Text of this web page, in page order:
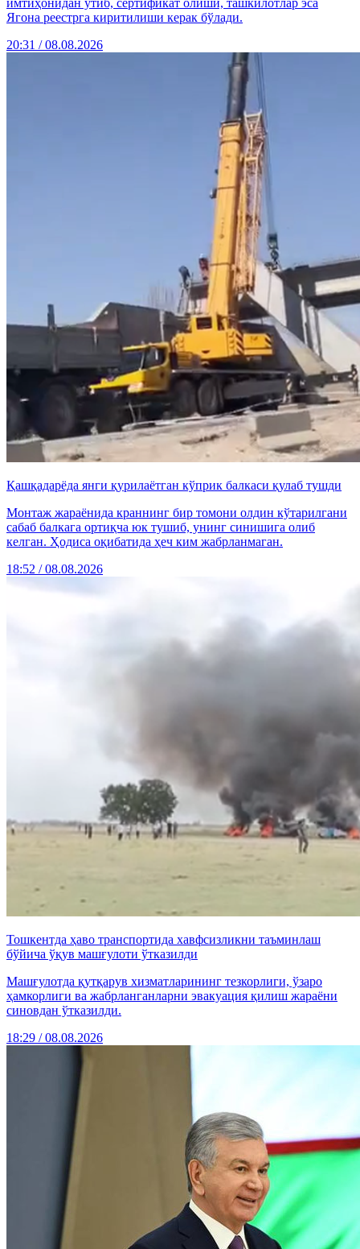
имтиҳонидан ўтиб, сертификат олиши, ташкилотлар эса
Ягона реестрга киритилиши керак бўлади.
20:31 / 08.08.2026
Қашқадарёда янги қурилаётган кўприк балкаси қулаб тушди
Монтаж жараёнида краннинг бир томони олдин кўтарилгани
сабаб балкага ортиқча юк тушиб, унинг синишига олиб
келган. Ҳодиса оқибатида ҳеч ким жабрланмаган.
18:52 / 08.08.2026
Тошкентда ҳаво транспортида хавфсизликни таъминлаш
бўйича ўқув машғулоти ўтказилди
Машғулотда қутқарув хизматларининг тезкорлиги, ўзаро
ҳамкорлиги ва жабрланганларни эвакуация қилиш жараёни
синовдан ўтказилди.
18:29 / 08.08.2026